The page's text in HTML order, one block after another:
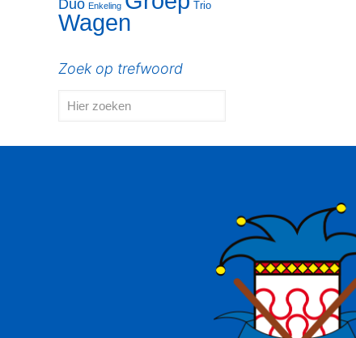
Duo Enkeling Trio
Wagen
Zoek op trefwoord